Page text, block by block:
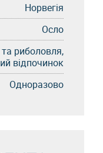
Норвегія
Осло
риболовля,
відпочинок
Одноразово